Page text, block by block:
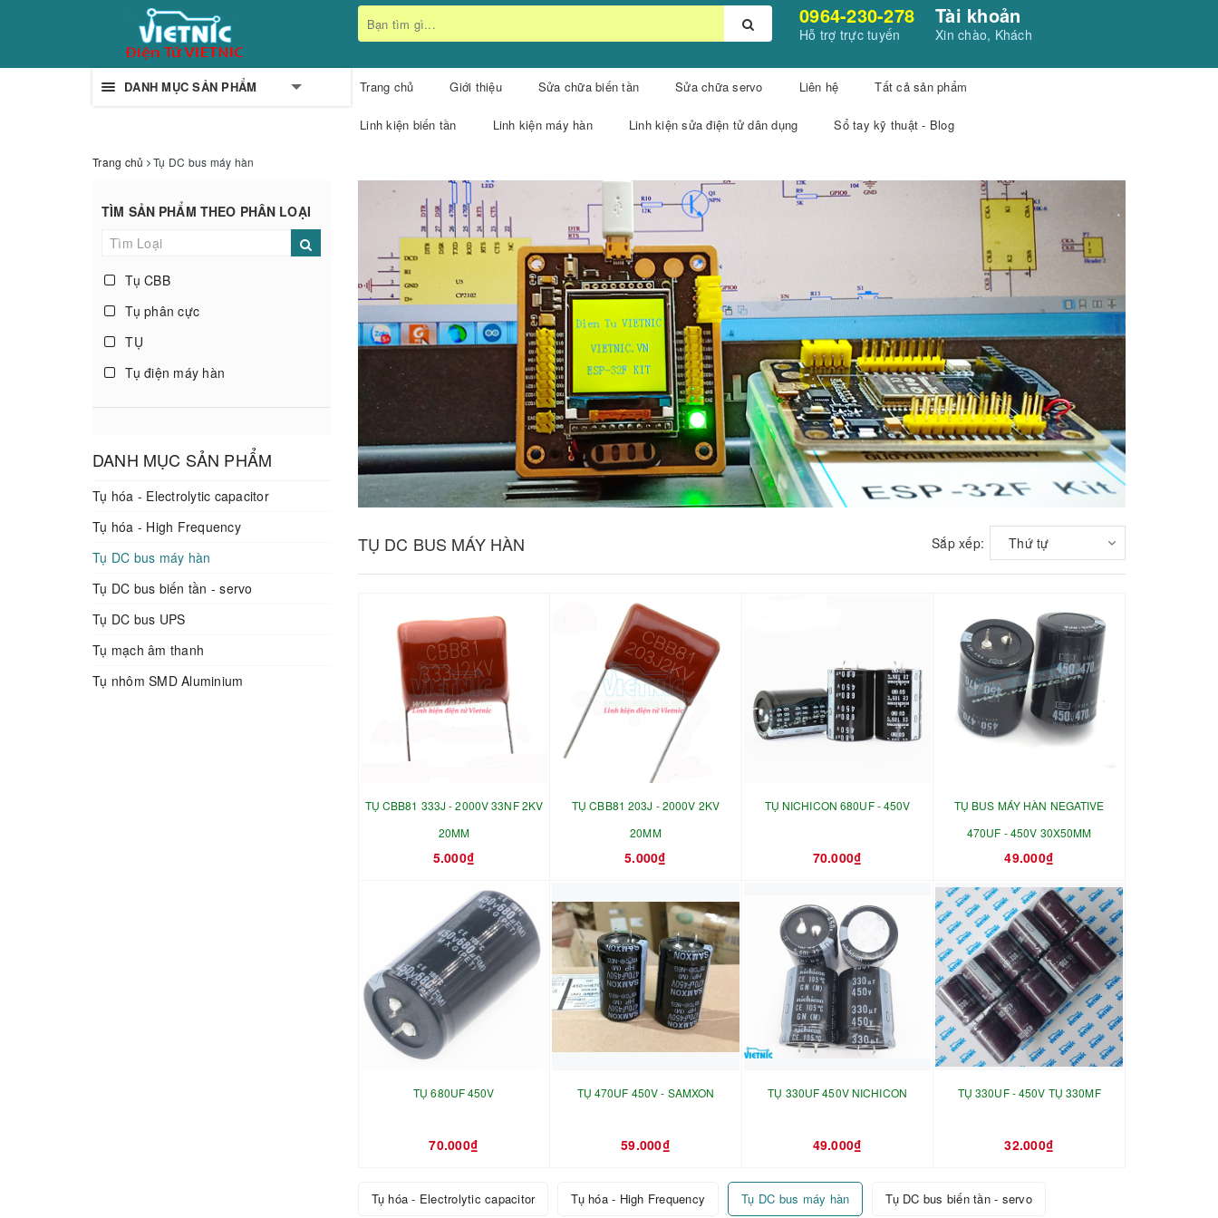
0964-230-278
Hỗ trợ trực tuyến
Tài khoản
Xin chào, Khách
DANH MỤC SẢN PHẨM Trang chủ Giới thiệu Sửa chữa biến tần Sửa chữa servo Liên hệ Tất cả sản phẩm
Linh kiện biến tần Linh kiện máy hàn Linh kiện sửa điện tử dân dụng Sổ tay kỹ thuật - Blog
Trang chủ Tụ DC bus máy hàn
TÌM SẢN PHẨM THEO PHÂN LOẠI
Tụ CBB
Tụ phân cực
TỤ
Tụ điện máy hàn
DANH MỤC SẢN PHẨM
Tụ hóa - Electrolytic capacitor
Tụ hóa - High Frequency
Tụ DC bus máy hàn
Tụ DC bus biến tần - servo
Tụ DC bus UPS
Tụ mạch âm thanh
Tụ nhôm SMD Aluminium
TỤ DC BUS MÁY HÀN Sắp xếp: Thứ tự
TỤ CBB81 333J - 2000V 33NF 2KV
20MM
5.000₫
TỤ CBB81 203J - 2000V 2KV
20MM
5.000₫
TỤ NICHICON 680UF - 450V
70.000₫
TỤ BUS MÁY HÀN NEGATIVE
470UF - 450V 30X50MM
49.000₫
TỤ 680UF 450V
70.000₫
TỤ 470UF 450V - SAMXON
59.000₫
TỤ 330UF 450V NICHICON
49.000₫
TỤ 330UF - 450V TỤ 330MF
32.000₫
Tụ hóa - Electrolytic capacitor Tụ hóa - High Frequency Tụ DC bus máy hàn Tụ DC bus biến tần - servo